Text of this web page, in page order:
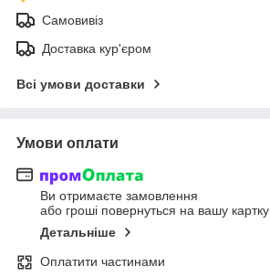
Самовивіз
Доставка кур'єром
Всі умови доставки
Умови оплати
Ви отримаєте замовлення
або гроші повернуться на вашу картку
Детальніше
Оплатити частинами